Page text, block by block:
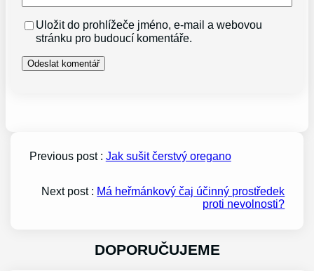
Uložit do prohlížeče jméno, e-mail a webovou
stránku pro budoucí komentáře.
Previous post : Jak sušit čerstvý oregano
Next post : Má heřmánkový čaj účinný prostředek
proti nevolnosti?
DOPORUČUJEME